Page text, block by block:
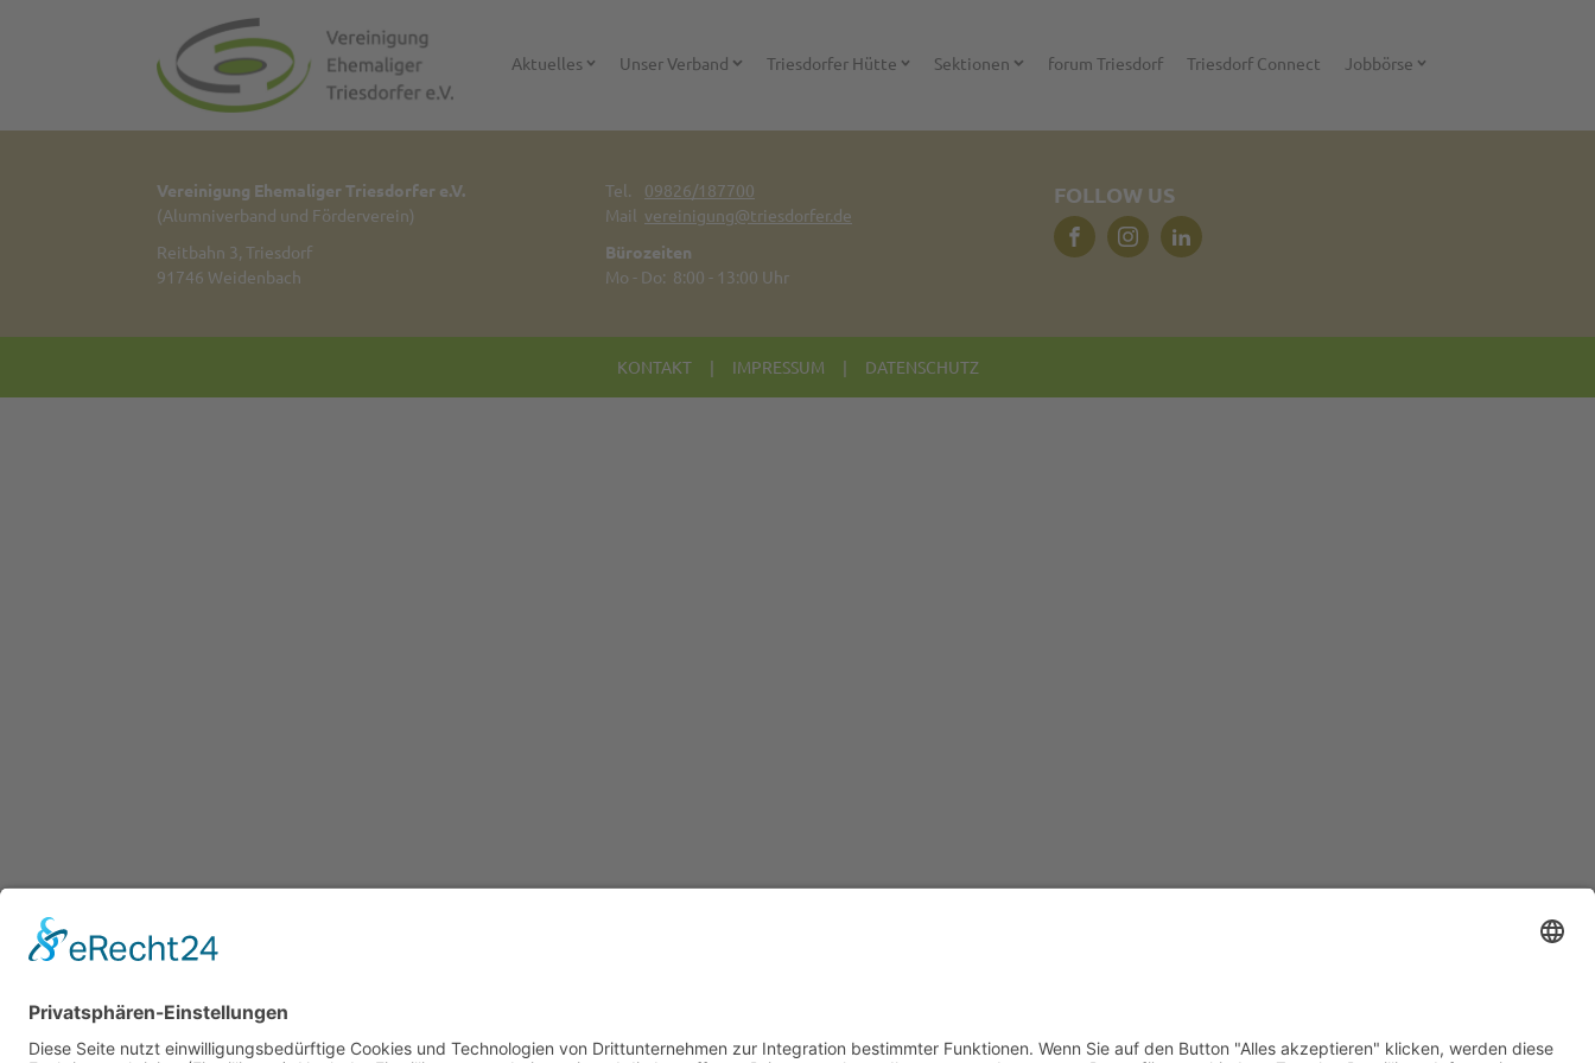
Aktuelles Unser Verband Triesdorfer Hütte Sektionen forum Triesdorf Triesdorf Connect Jobbörse
Vereinigung Ehemaliger Triesdorfer e.V.
(Alumniverband und Förderverein)
Reitbahn 3, Triesdorf
91746 Weidenbach
Tel.
09826/187700
Mail vereinigung@triesdorfer.de
Bürozeiten
Mo - Do: 8:00 - 13:00 Uhr
FOLLOW US
KONTAKT | IMPRESSUM | DATENSCHUTZ